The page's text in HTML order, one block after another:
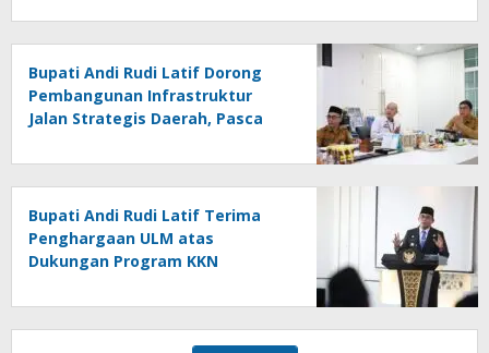
Bupati Andi Rudi Latif Dorong
Pembangunan Infrastruktur
Jalan Strategis Daerah, Pasca
Bupati Andi Rudi Latif Terima
Penghargaan ULM atas
Dukungan Program KKN